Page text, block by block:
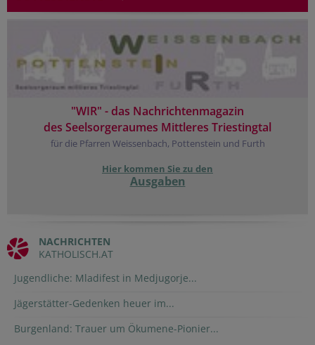
"WIR" - das Nachrichtenmagazin
des Seelsorgeraumes Mittleres Triestingtal
für die Pfarren Weissenbach, Pottenstein und Furth
Hier kommen Sie zu den
Ausgaben
NACHRICHTEN
KATHOLISCH.AT
Jugendliche: Mladifest in Medjugorje...
Jägerstätter-Gedenken heuer im...
Burgenland: Trauer um Ökumene-Pionier...